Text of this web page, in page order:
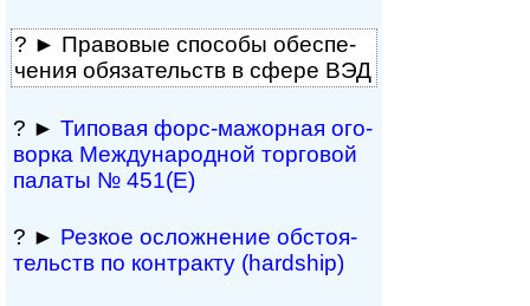
? ► Правовые спо­собы обе­спе­
че­ния обя­за­тельств в сфере ВЭД
? ► Типовая форс-­ма­жо­р­ная ого­
во­рка Меж­ду­на­род­ной тор­го­вой
па­ла­ты № 451(Е)
? ► Резкое осло­ж­не­ние обсто­я­
тельств по кон­т­рак­ту (hardship)